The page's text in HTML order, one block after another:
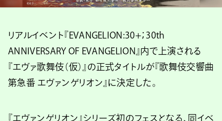
リアルイベント『EVANGELION:30+；30th
ANNIVERSARY OF EVANGELION』内で上演される
『エヴァ歌舞伎（仮）』の正式タイトルが『歌舞伎交響曲
第急番 エヴァンゲリオン』に決定した。
『エヴァンゲリオン』シリーズ初のフェスとなる、同イベ